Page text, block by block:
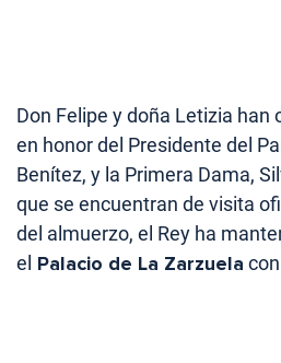
Don Felipe y doña Letizia han
en honor del Presidente del
Benítez, y la Primera Dama,
que se encuentran de visita
del almuerzo, el Rey ha
el Palacio de La Zarzuela